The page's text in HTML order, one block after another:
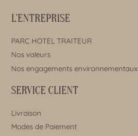
L’ENTREPRISE
PARC HOTEL TRAITEUR
Nos valeurs
Nos engagements environnementaux
SERVICE CLIENT
Livraison
Modes de Paiement